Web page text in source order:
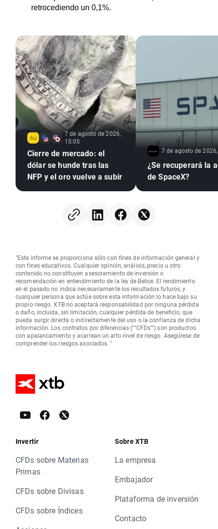
retrocediendo un 0,1%.
7 de agosto de 2026,
15:05
Cierre de mercado: el
dólar se hunde tras las
NFP y el oro vuelve a subir
7 de agosto de
¿Se recuperará la
de SpaceX?
"Este informe se proporciona sólo con fines de información general y
con fines educativos. Cualquier opinión, análisis, precio u otro
contenido no constituyen asesoramiento de inversión o
recomendación en entendimiento de la ley de Belice. El rendimiento
en el pasado no indica necesariamente los resultados futuros, y
cualquier persona que actúe sobre esta información lo hace bajo su
propio riesgo. XTB no aceptará responsabilidad por ninguna pérdida
o daño, incluida, sin limitación, cualquier pérdida de beneficio, que
pueda surgir directa o indirectamente del uso o la confianza de dicha
información. Los contratos por diferencias (""CFDs"") son productos
con apalancamiento y acarrean un alto nivel de riesgo. Asegúrese de
comprender los riesgos asociados. "
Invertir
CFDs sobre Materias
Primas
CFDs sobre Divisas
CFDs sobre Índices
Sobre XTB
La empresa
Embajador
Plataforma de inversión
Contacto